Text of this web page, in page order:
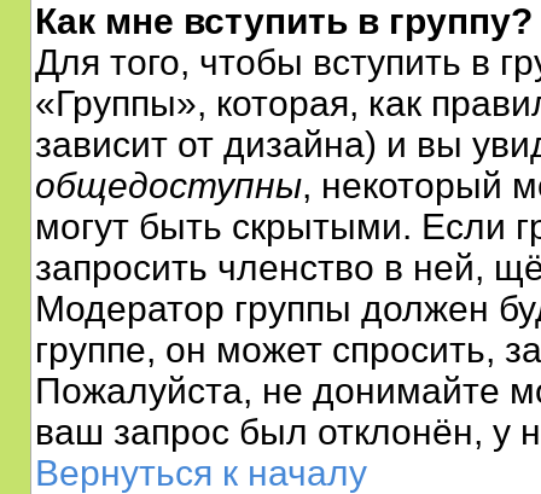
Как мне вступить в группу?
Для того, чтобы вступить в
«Группы», которая, как
зависит от дизайна) и вы
общедоступны, некоторый
могут быть скрытыми. Если
запросить членство в ней,
Модератор группы должен
группе, он может спросить,
Пожалуйста, не донимайте
ваш запрос был отклонён, у
Вернуться к началу